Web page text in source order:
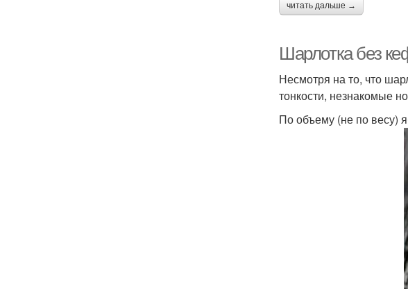
читать дальше →
Шарлотка без
Несмотря на то, что
тонкости, незнакомые
По объему (не по весу)